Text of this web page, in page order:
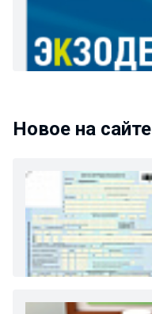
Новое на сайте